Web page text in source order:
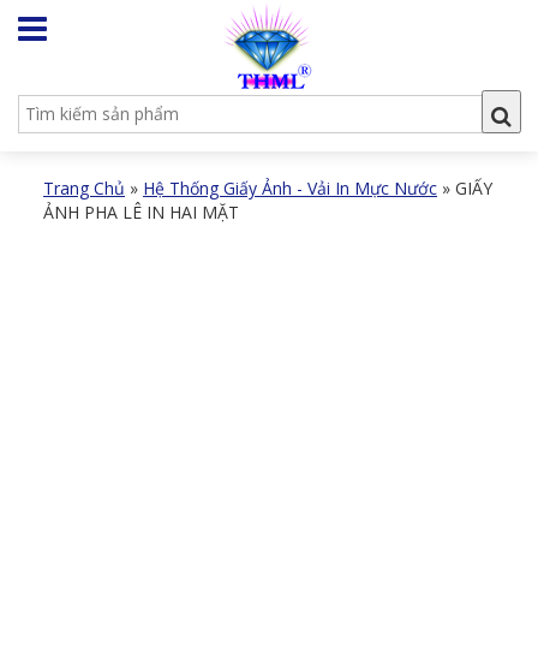
Trang Chủ » Hệ Thống Giấy Ảnh - Vải In Mực Nước » GIẤY
ẢNH PHA LÊ IN HAI MẶT